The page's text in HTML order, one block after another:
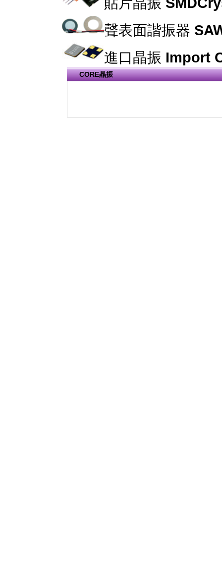
聲表面諧振器
進口晶振 Import
CORE晶振